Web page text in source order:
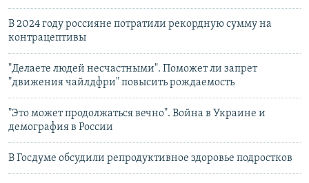
В 2024 году россияне потратили рекордную сумму на
контрацептивы
"Делаете людей несчастными". Поможет ли запрет
"движения чайлдфри" повысить рождаемость
"Это может продолжаться вечно". Война в Украине и
демография в России
В Госдуме обсудили репродуктивное здоровье подростков